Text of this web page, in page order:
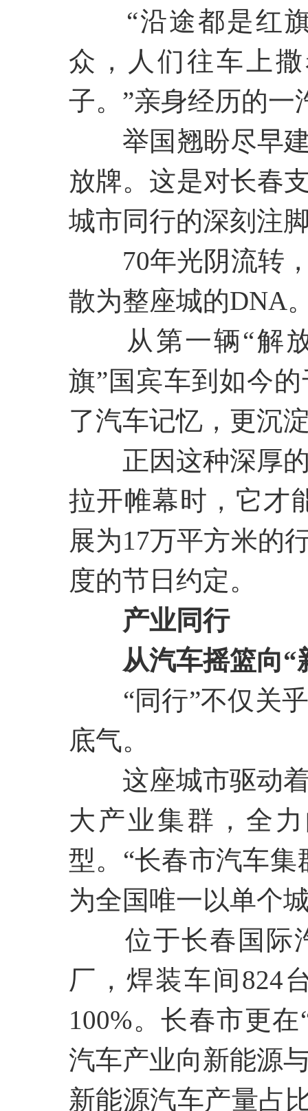
“沿途都是红
众，人们往车上
子。”亲身经历的一
举国翘盼尽早
放牌。这是对长春
城市同行的深刻注
70年光阴流转
散为整座城的DNA
从第一辆“解
旗”国宾车到如今
了汽车记忆，更沉
正因这种深厚
拉开帷幕时，它才
展为17万平方米的
度的节日约定。
产业同行
从汽车摇篮向“
“同行”不仅关
底气。
这座城市驱动
大产业集群，全
型。“长春市汽车
为全国唯一以单个
位于长春国际
厂，焊装车间824
100%。长春市更
汽车产业向新能源
新能源汽车产量占